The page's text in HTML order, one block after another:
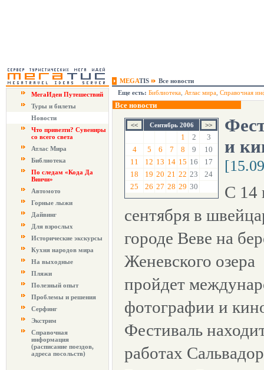
MEGATIS
Все новости
МегаИдеи Путешествий
Туры и билеты
Новости
Что привезти? Сувениры
со всего света
Атлас Мира
Библиотека
По следам «Кода Да
Винчи»
Автомото
Горные лыжи
Дайвинг
Для взрослых
Исторические экскурсы
Кухня народов мира
На выходные
Пляжи
Полезный опыт
Проблемы и решения
Серфинг
Экстрим
Справочная
информация
(расписание поездов,
адреса посольств)
Еще есть: Библиотека Атлас мира Справочная
Все новости
Сентябрь 2006
1 2
3
4
5 6 7 8 9
10
11
12 13 14 15 16
17
18
19 20 21 22 23
24
25
26 27 28 29 30
и
С 14
сентября в
городе Веве на
Женевского озера
пройдет
фотографии и
Фестиваль
работах